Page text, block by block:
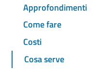
Approfondimenti
Come fare
Costi
Cosa serve